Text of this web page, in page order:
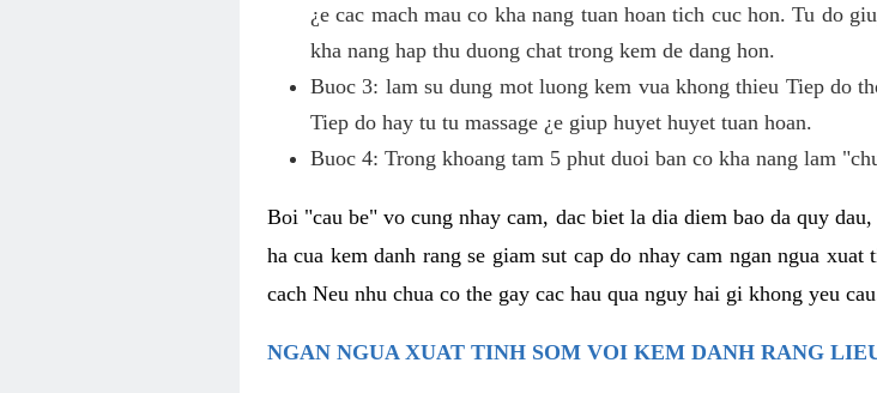
¿e cac mach mau co kha nang tuan hoan tich cuc hon. Tu do
kha nang hap thu duong chat trong kem de dang hon.
Buoc 3: lam su dung mot luong kem vua khong thieu Tiep do
Tiep do hay tu tu massage ¿e giup huyet huyet tuan hoan.
Buoc 4: Trong khoang tam 5 phut duoi ban co kha nang lam
Boi "cau be" vo cung nhay cam, dac biet la dia diem bao da quy
ha cua kem danh rang se giam sut cap do nhay cam ngan ngua
cach Neu nhu chua co the gay cac hau qua nguy hai gi khong yeu
NGAN NGUA XUAT TINH SOM VOI KEM DANH RANG